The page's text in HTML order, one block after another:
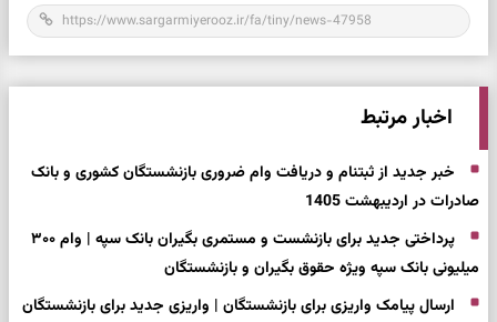
اخبار مرتبط
خبر جدید از ثبتنام و دریافت وام ضروری بازنشستگان کشوری و بانک
صادرات در اردیبهشت 1405
پرداختی جدید برای بازنشست و مستمری بگیران بانک سپه | وام ۳۰۰
میلیونی بانک سپه ویژه حقوق بگیران و بازنشستگان
ارسال پیامک واریزی برای بازنشستگان | واریزی جدید برای بازنشستگان